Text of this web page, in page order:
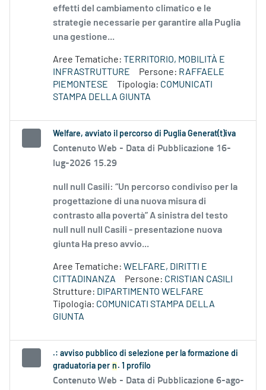
effetti del cambiamento climatico e le
strategie necessarie per garantire alla Puglia
una gestione...
Aree Tematiche: TERRITORIO, MOBILITÀ E
INFRASTRUTTURE
Persone: RAFFAELE
PIEMONTESE
Tipologia: COMUNICATI
STAMPA DELLA GIUNTA
Welfare, avviato il percorso di Puglia Generat(t)iva
Contenuto Web - Data di Pubblicazione 16-
lug-2026 15.29
null null Casili: “Un percorso condiviso per la
progettazione di una nuova misura di
contrasto alla povertà” A sinistra del testo
null null null Casili - presentazione nuova
giunta Ha preso avvio...
Aree Tematiche: WELFARE, DIRITTI E
CITTADINANZA
Persone: CRISTIAN CASILI
Strutture: DIPARTIMENTO WELFARE
Tipologia: COMUNICATI STAMPA DELLA
GIUNTA
.: avviso pubblico di selezione per la formazione di
graduatoria per n . 1 profilo
Contenuto Web - Data di Pubblicazione 6-ago-